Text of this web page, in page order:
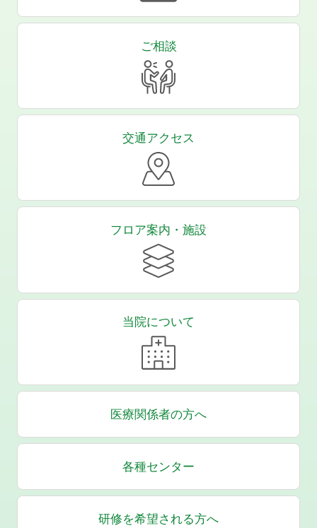
ご相談
交通アクセス
フロア案内・施設
当院について
医療関係者の方へ
各種センター
研修を希望される方へ